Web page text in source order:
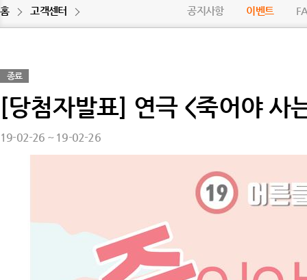
홈 고객센터 공지사항 이벤트
종료
[당첨자발표] 연극 <죽어야 사
19-02-26 ~ 19-02-26